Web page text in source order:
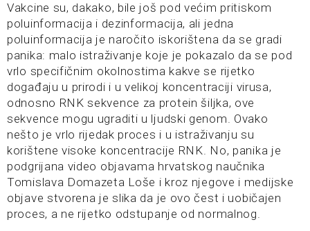
Vakcine su, dakako, bile još pod većim pritiskom
poluinformacija i dezinformacija, ali jedna
poluinformacija je naročito iskorištena da se gradi
panika: malo istraživanje koje je pokazalo da se pod
vrlo specifičnim okolnostima kakve se rijetko
događaju u prirodi i u velikoj koncentraciji virusa,
odnosno RNK sekvence za protein šiljka, ove
sekvence mogu ugraditi u ljudski genom. Ovako
nešto je vrlo rijedak proces i u istraživanju su
korištene visoke koncentracije RNK. No, panika je
podgrijana video objavama hrvatskog naučnika
Tomislava Domazeta Loše i kroz njegove i medijske
objave stvorena je slika da je ovo čest i uobičajen
proces, a ne rijetko odstupanje od normalnog.